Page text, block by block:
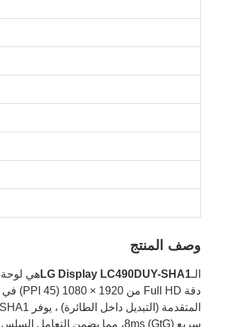
وصف المنتج
الـLG Display LC490DUY-SHA1هي لوحة LCD مفتوحة الخلايا a-Si TFT من LG